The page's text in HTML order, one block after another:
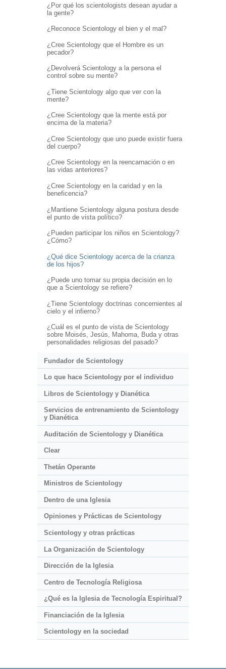
¿Por qué los scientologists desean ayudar a
la gente?
¿Reconoce Scientology el bien y el mal?
¿Cree Scientology que el Hombre es un
pecador?
¿Devolverá Scientology a la persona el
control sobre su mente?
¿Tiene Scientology algo que ver con la
mente?
¿Cree Scientology que la mente está por
encima de la materia?
¿Cree Scientology que uno puede existir fuera
del cuerpo?
¿Cree Scientology en la reencarnación o en
las vidas anteriores?
¿Cree Scientology en la caridad y en la
beneficencia?
¿Mantiene Scientology alguna postura desde
el punto de vista político?
¿Pueden participar los niños en Scientology?
¿Cómo?
¿Qué dice Scientology acerca de la crianza
de los hijos?
¿Puede uno tomar su propia decisión en lo
que a Scientology se refiere?
¿Tiene Scientology doctrinas concernientes al
cielo y el infierno?
¿Cuál es el punto de vista de Scientology
sobre Moisés, Jesús, Mahoma, Buda y otras
personalidades religiosas del pasado?
Fundador de Scientology
Lo que hace Scientology por el individuo
Libros de Scientology y Dianética
Servicios de entrenamiento de Scientology
y Dianética
Auditación de Scientology y Dianética
Clear
Thetán Operante
Ministros de Scientology
Dentro de una Iglesia
Opiniones y Prácticas de Scientology
Scientology y otras prácticas
La Organización de Scientology
Dirección de la Iglesia
Centro de Tecnología Religiosa
¿Qué es la Iglesia de Tecnología Espiritual?
Financiación de la Iglesia
Scientology en la sociedad